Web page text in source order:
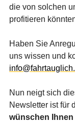
die von solchen
profitieren
Haben Sie
uns wissen und
Nun neigt sich
Newsletter ist für
wünschen